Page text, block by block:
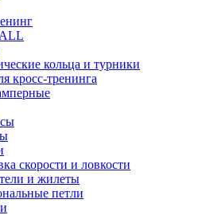
кольца и турники
кросс-тренинга
скорости и ловкости
и жилеты
петли